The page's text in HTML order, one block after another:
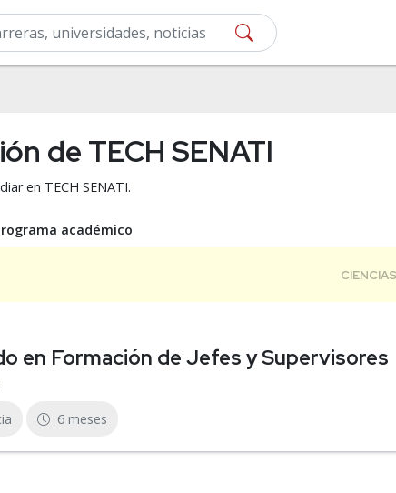
de TECH SENATI
en TECH SENATI.
académico
en Formación de Jefes y Supervisores
6 meses